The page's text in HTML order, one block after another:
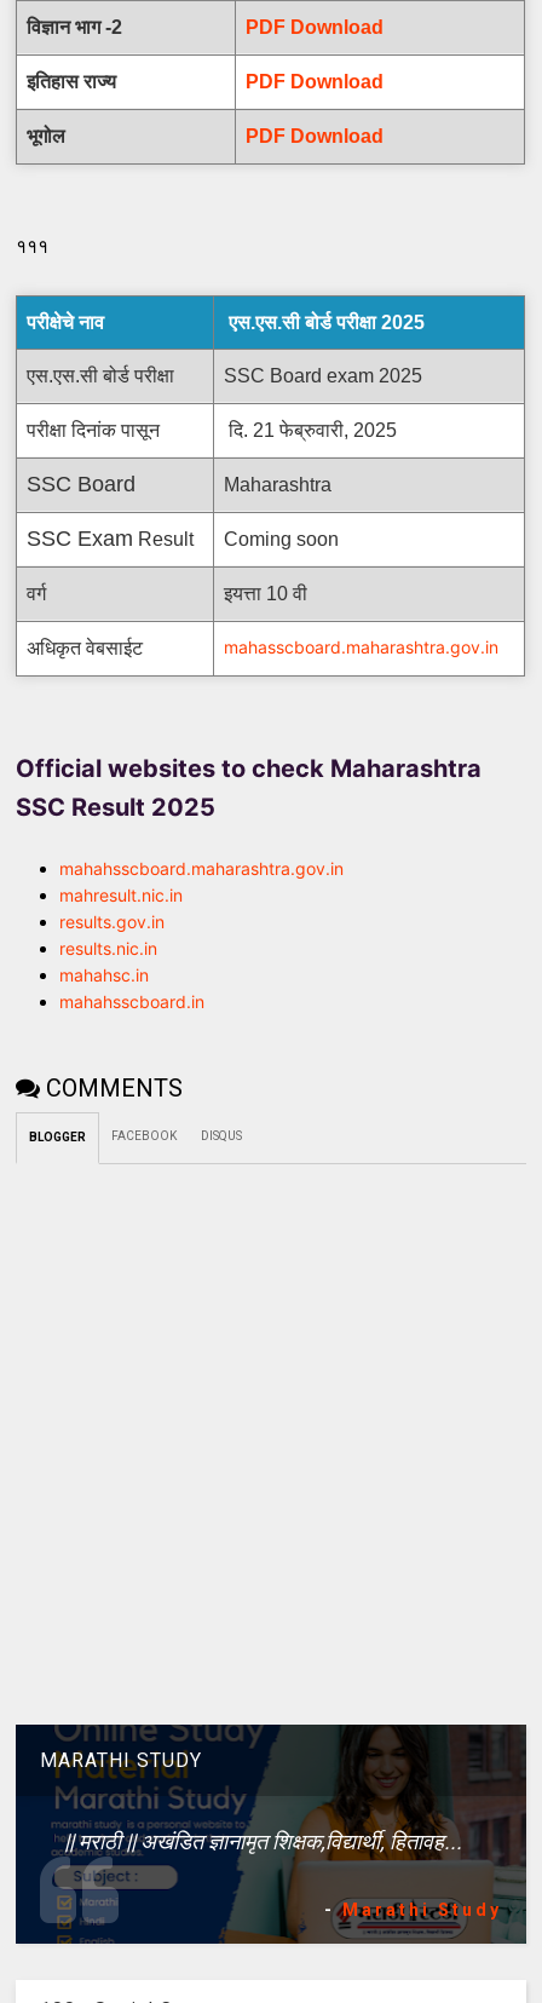
विज्ञान भाग -2 PDF Download
इतिहास राज्य PDF Download
भूगोल PDF Download
१११
परीक्षेचे नाव एस.एस.सी बोर्ड परीक्षा 2025
एस.एस.सी बोर्ड परीक्षा SSC Board exam 2025
परीक्षा दिनांक पासून दि. 21 फेब्रुवारी, 2025
SSC Board Maharashtra
SSC Exam Result Coming soon
वर्ग इयत्ता 10 वी
अधिकृत वेबसाईट mahasscboard.maharashtra.gov.in
Official websites to check Maharashtra
SSC Result 2025
mahahsscboard.maharashtra.gov.in
mahresult.nic.in
results.gov.in
results.nic.in
mahahsc.in
mahahsscboard.in
COMMENTS
BLOGGER FACEBOOK DISQUS
MARATHI STUDY
|| मराठी || अखंडित ज्ञानामृत शिक्षक,विद्यार्थी, हितावह...
-Marathi Study